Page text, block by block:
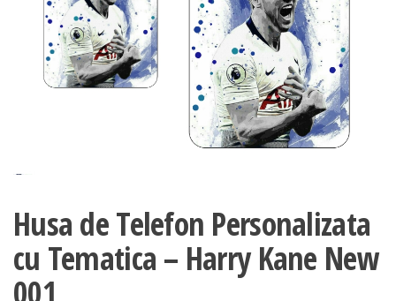
Husa de Telefon Personalizata
cu Tematica – Harry Kane New